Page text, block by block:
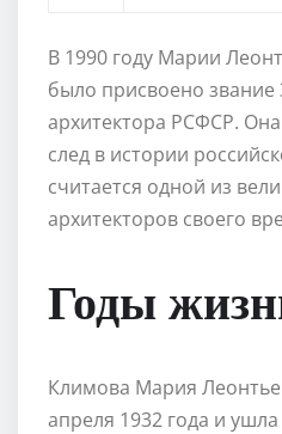
В 1990 году Марии
было присвоено звание
архитектора РСФСР.
след в истории
считается одной из
архитекторов своего
Годы
Климова Мария
апреля 1932 года и